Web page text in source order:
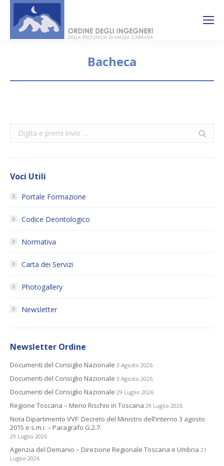
Bacheca
Search:
Voci Utili
Portale Formazione
Codice Deontologico
Normativa
Carta dei Servizi
Photogallery
Newsletter
Newsletter Ordine
Documenti del Consiglio Nazionale 3 Agosto 2026
Documenti del Consiglio Nazionale 3 Agosto 2026
Documenti del Consiglio Nazionale 29 Luglio 2026
Regione Toscana – Meno Rischio in Toscana 29 Luglio 2026
Nota Dipartimento VVF: Decreto del Ministro dell’interno 3 agosto
2015 e s.m.i. – Paragrafo G.2.7.
29 Luglio 2026
Agenzia del Demanio – Direzione Regionale Toscana e Umbria 21
Luglio 2026